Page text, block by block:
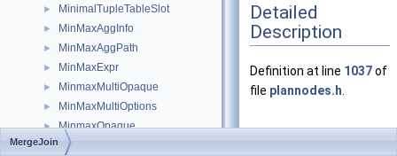
► MinimalTupleTableSlot
► MinMaxAggInfo
► MinMaxAggPath
► MinMaxExpr
► MinmaxMultiOpaque
► MinMaxMultiOptions
► MinmaxOpaque
► missing_cache_key
Detailed
Description
Definition at line 1037of
file plannodes.h
Member
MergeJoin